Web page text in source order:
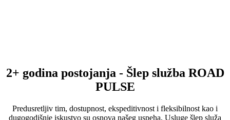
2+ godina postojanja - Šlep služba ROAD
PULSE
Predusretljiv tim, dostupnost, ekspeditivnost i fleksibilnost kao i
dugogodišnje iskustvo su osnova našeg uspeha. Usluge šlep služa